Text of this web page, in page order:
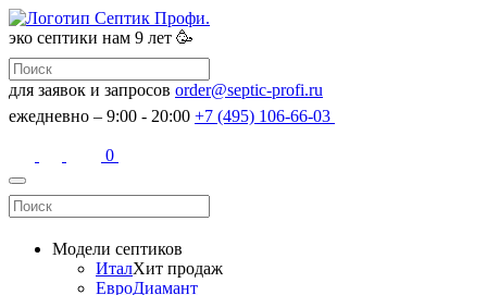
эко септики нам 9 лет 🥳
для заявок и запросов order@septic-profi.ru
ежедневно – 9:00 - 20:00 +7 (495) 106-66-03
0
Модели септиков
ИталХит продаж
ЕвроДиамант